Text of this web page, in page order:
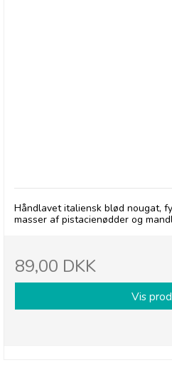
Håndlavet italiensk blød nougat,
masser af pistacienødder og
89,00 DKK
Vis